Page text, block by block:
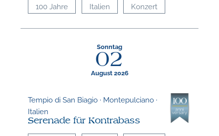
100 Jahre Italien Konzert
Sonntag
02
August 2026
Tempio di San Biagio · Montepulciano ·
Italien
Serenade für Kontrabass